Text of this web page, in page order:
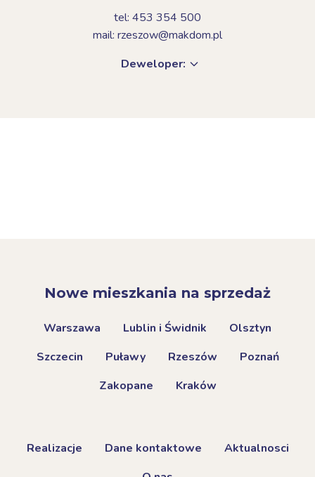
tel: 453 354 500
mail: rzeszow@makdom.pl
Deweloper:
Nowe mieszkania na sprzedaż
Warszawa Lublin i Świdnik
Olsztyn
Szczecin
Puławy Rzeszów
Poznań
Zakopane
Kraków
Realizacje Dane kontaktowe
Aktualnosci